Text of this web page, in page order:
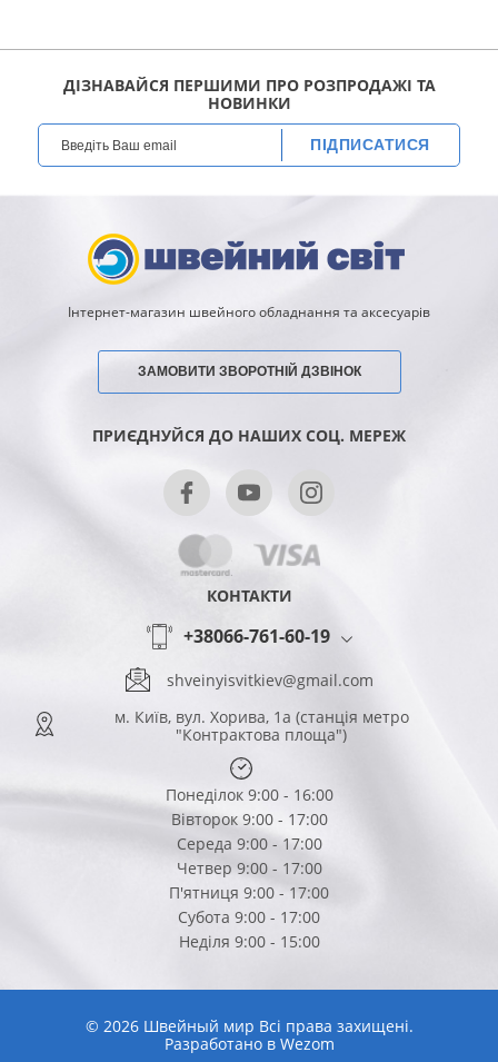
ДІЗНАВАЙСЯ ПЕРШИМИ ПРО РОЗПРОДАЖІ ТА
НОВИНКИ
ПІДПИСАТИСЯ
Інтернет-магазин швейного обладнання та аксесуарів
ЗАМОВИТИ ЗВОРОТНІЙ ДЗВІНОК
ПРИЄДНУЙСЯ ДО НАШИХ СОЦ. МЕРЕЖ
КОНТАКТИ
+38066-761-60-19
shveinyisvitkiev@gmail.com
м. Київ, вул. Хорива, 1а (станція метро
"Контрактова площа")
Понеділок 9:00 - 16:00
Вівторок 9:00 - 17:00
Середа 9:00 - 17:00
Четвер 9:00 - 17:00
П'ятниця 9:00 - 17:00
Субота 9:00 - 17:00
Неділя 9:00 - 15:00
© 2026 Швейный мир Всі права захищені.
Разработано в Wezom